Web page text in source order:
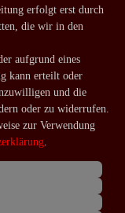
erfolgt erst durch
die wir in den
aufgrund eines
kann erteilt oder
und die
oder zu widerrufen.
zur Verwendung
.